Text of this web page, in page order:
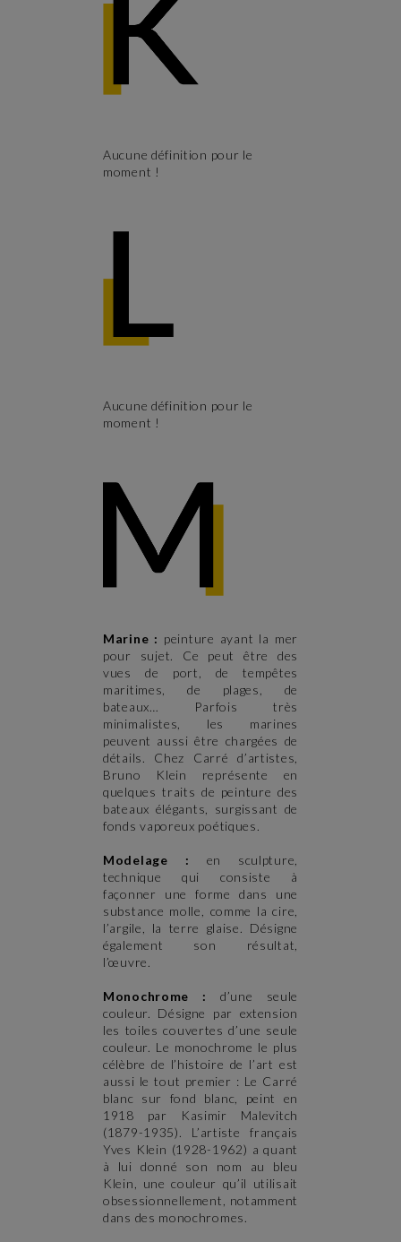
Aucune définition pour le
moment !
Aucune définition pour le
moment !
Marine : peinture ayant la mer
pour sujet. Ce peut être des
vues de port, de tempêtes
maritimes, de plages, de
bateaux… Parfois très
minimalistes, les marines
peuvent aussi être chargées de
détails. Chez Carré d’artistes,
Bruno Klein représente en
quelques traits de peinture des
bateaux élégants, surgissant de
fonds vaporeux poétiques.
Modelage : en sculpture,
technique qui consiste à
façonner une forme dans une
substance molle, comme la cire,
l’argile, la terre glaise. Désigne
également son résultat,
l’œuvre.
Monochrome : d’une seule
couleur. Désigne par extension
les toiles couvertes d’une seule
couleur. Le monochrome le plus
célèbre de l’histoire de l’art est
aussi le tout premier : Le Carré
blanc sur fond blanc, peint en
1918 par Kasimir Malevitch
(1879-1935). L’artiste français
Yves Klein (1928-1962) a quant
à lui donné son nom au bleu
Klein, une couleur qu’il utilisait
obsessionnellement, notamment
dans des monochromes.